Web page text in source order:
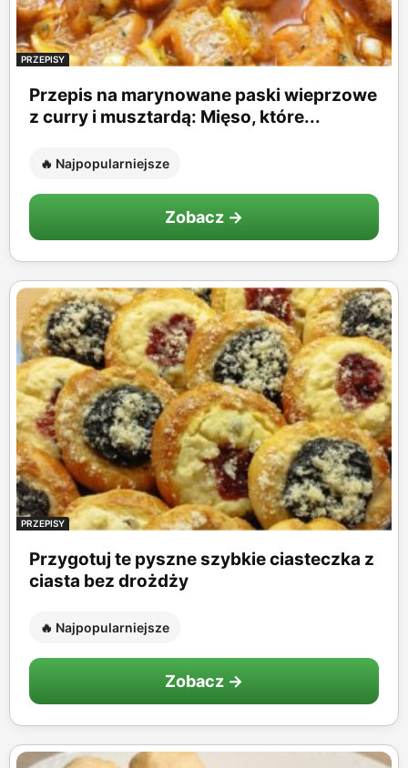
PRZEPISY
Przepis na marynowane paski wieprzowe
z curry i musztardą: Mięso, które...
🔥 Najpopularniejsze
Zobacz →
PRZEPISY
Przygotuj te pyszne szybkie ciasteczka z
ciasta bez drożdży
🔥 Najpopularniejsze
Zobacz →